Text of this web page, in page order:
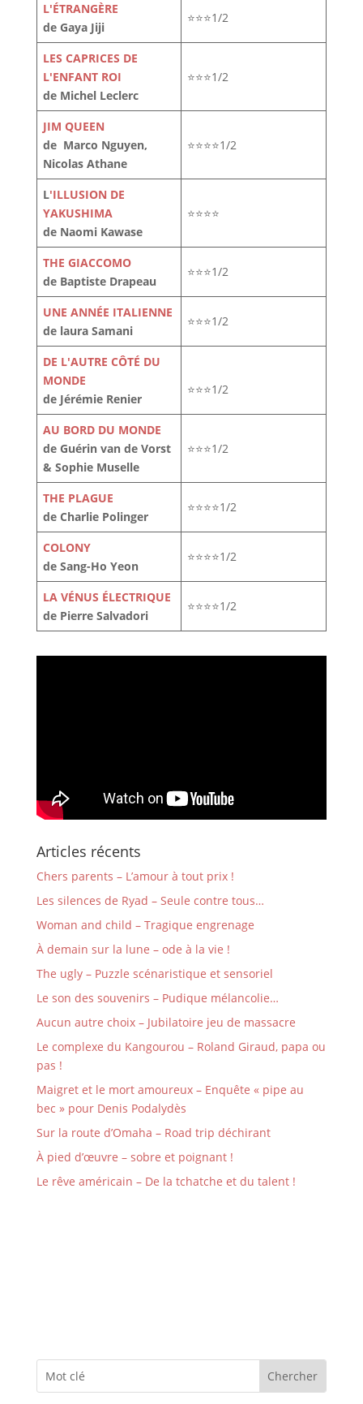
L'ÉTRANGÈRE
de Gaya Jiji
⭐⭐⭐1/2
LES CAPRICES DE
L'ENFANT ROI
de Michel Leclerc
⭐⭐⭐1/2
JIM QUEEN
de Marco Nguyen,
Nicolas Athane
⭐⭐⭐⭐1/2
L'ILLUSION DE
YAKUSHIMA
de Naomi Kawase
⭐⭐⭐⭐
THE GIACCOMO
de Baptiste Drapeau
⭐⭐⭐1/2
UNE ANNÉE ITALIENNE
de laura Samani
⭐⭐⭐1/2
DE L'AUTRE CÔTÉ DU
MONDE
de Jérémie Renier
⭐⭐⭐1/2
AU BORD DU MONDE
de Guérin van de Vorst
& Sophie Muselle
⭐⭐⭐1/2
THE PLAGUE
de Charlie Polinger
⭐⭐⭐⭐1/2
COLONY
de Sang-Ho Yeon
⭐⭐⭐⭐1/2
LA VÉNUS ÉLECTRIQUE
de Pierre Salvadori
⭐⭐⭐⭐1/2
Articles récents
Chers parents – L’amour à tout prix !
Les silences de Ryad – Seule contre tous…
Woman and child – Tragique engrenage
À demain sur la lune – ode à la vie !
The ugly – Puzzle scénaristique et sensoriel
Le son des souvenirs – Pudique mélancolie…
Aucun autre choix – Jubilatoire jeu de massacre
Le complexe du Kangourou – Roland Giraud, papa ou
pas !
Maigret et le mort amoureux – Enquête « pipe au
bec » pour Denis Podalydès
Sur la route d’Omaha – Road trip déchirant
À pied d’œuvre – sobre et poignant !
Le rêve américain – De la tchatche et du talent !